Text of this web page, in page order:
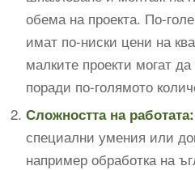
обема на проекта. По-
имат по-ниски цени на
малките проекти могат
поради по-голямото
Сложността на работата:
специални умения или
например обработка на